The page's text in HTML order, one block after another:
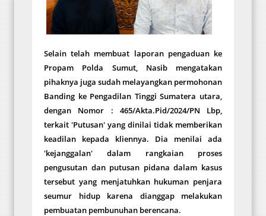
Selain telah membuat laporan pengaduan ke
Propam Polda Sumut, Nasib mengatakan
pihaknya juga sudah melayangkan permohonan
Banding ke Pengadilan Tinggi Sumatera utara,
dengan Nomor : 465/Akta.Pid/2024/PN Lbp,
terkait 'Putusan' yang dinilai tidak memberikan
keadilan kepada kliennya. Dia menilai ada
'kejanggalan' dalam rangkaian proses
pengusutan dan putusan pidana dalam kasus
tersebut yang menjatuhkan hukuman penjara
seumur hidup karena dianggap melakukan
pembuatan pembunuhan berencana.